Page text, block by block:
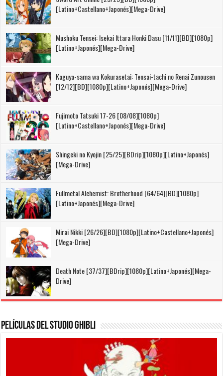
[Latino+Castellano+Japonés][Mega-Drive]
Mushoku Tensei: Isekai Ittara Honki Dasu [11/11][BD][1080p]
[Latino+Japonés][Mega-Drive]
Kaguya-sama wa Kokurasetai: Tensai-tachi no Renai Zunousen
[12/12][BD][1080p][Latino+Japonés][Mega-Drive]
Fujimoto Tatsuki 17-26 [08/08][1080p]
[Latino+Castellano+Japonés][Mega-Drive]
Shingeki no Kyojin [25/25][BDrip][1080p][Latino+Japonés]
[Mega-Drive]
Fullmetal Alchemist: Brotherhood [64/64][BD][1080p]
[Latino+Japonés][Mega-Drive]
Mirai Nikki [26/26][BD][1080p][Latino+Castellano+Japonés]
[Mega-Drive]
Death Note [37/37][BDrip][1080p][Latino+Japonés][Mega-
Drive]
Películas del Studio Ghibli